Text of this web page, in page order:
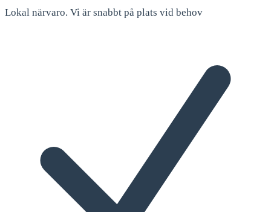
Lokal närvaro. Vi är snabbt på plats vid behov